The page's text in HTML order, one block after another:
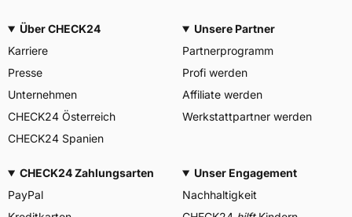
Über CHECK24
Karriere
Presse
Unternehmen
CHECK24 Österreich
CHECK24 Spanien
Unsere Partner
Partnerprogramm
Profi werden
Affiliate werden
Werkstattpartner werden
CHECK24 Zahlungsarten
PayPal
Unser Engagement
Nachhaltigkeit